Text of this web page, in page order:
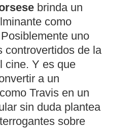
brinda un
como
uno
controvertidos de la
cine. Y es que
a un
Travis en un
sin duda plantea
sobre